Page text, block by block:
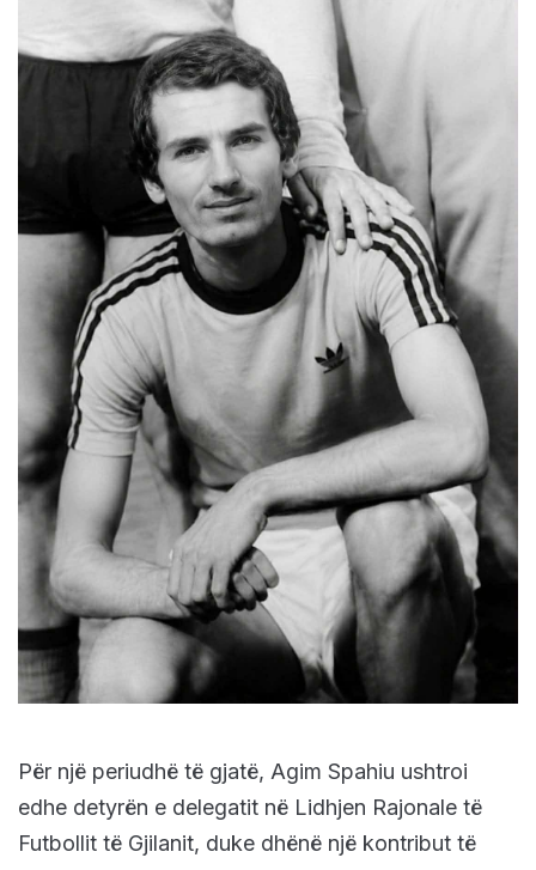
Për një periudhë të gjatë, Agim Spahiu ushtroi
edhe detyrën e delegatit në Lidhjen Rajonale të
Futbollit të Gjilanit, duke dhënë një kontribut të